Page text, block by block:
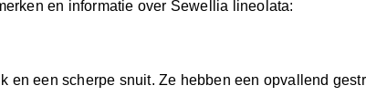
en informatie over Sewellia lineolata:
een scherpe snuit. Ze hebben een opvallend